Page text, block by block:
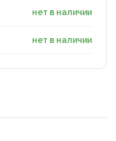
нет в наличии
нет в наличии